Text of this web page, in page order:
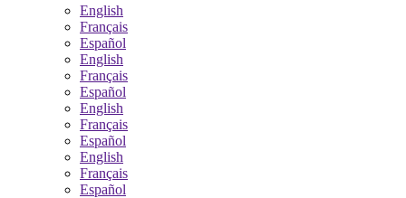
English
Français
Español
English
Français
Español
English
Français
Español
English
Français
Español